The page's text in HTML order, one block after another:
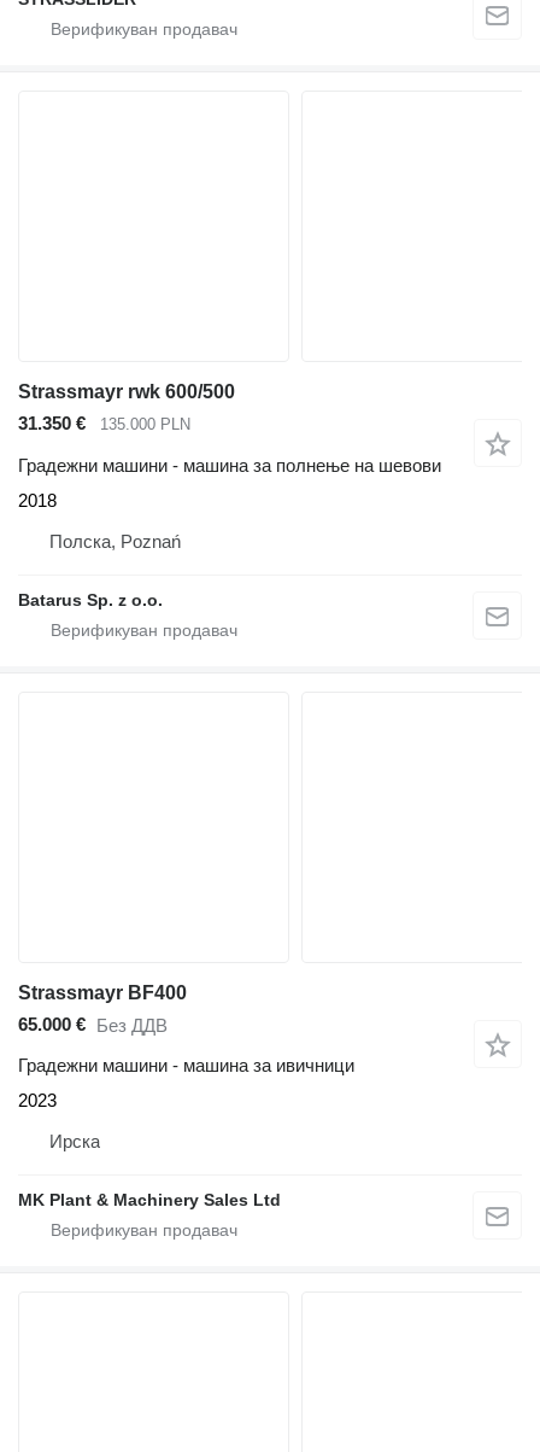
Strassmayr rwk 600/500
31.350 €
135.000 PLN
Градежни машини - машина за полнење на шевови
2018
Полска, Poznań
Batarus Sp. z o.o.
Strassmayr BF400
65.000 € Без ДДВ
Градежни машини - машина за ивичници
2023
Ирска
MK Plant & Machinery Sales Ltd